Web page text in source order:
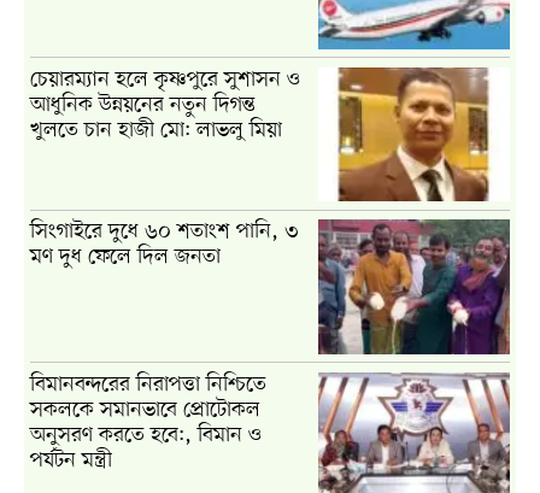
চেয়ারম্যান হলে কৃষ্ণপুরে সুশাসন ও
আধুনিক উন্নয়নের নতুন দিগন্ত
খুলতে চান হাজী মো: লাভলু মিয়া
সিংগাইরে দুধে ৬০ শতাংশ পানি, ৩
মণ দুধ ফেলে দিল জনতা
বিমানবন্দরের নিরাপত্তা নিশ্চিতে
সকলকে সমানভাবে প্রোটোকল
অনুসরণ করতে হবে:, বিমান ও
পর্যটন মন্ত্রী